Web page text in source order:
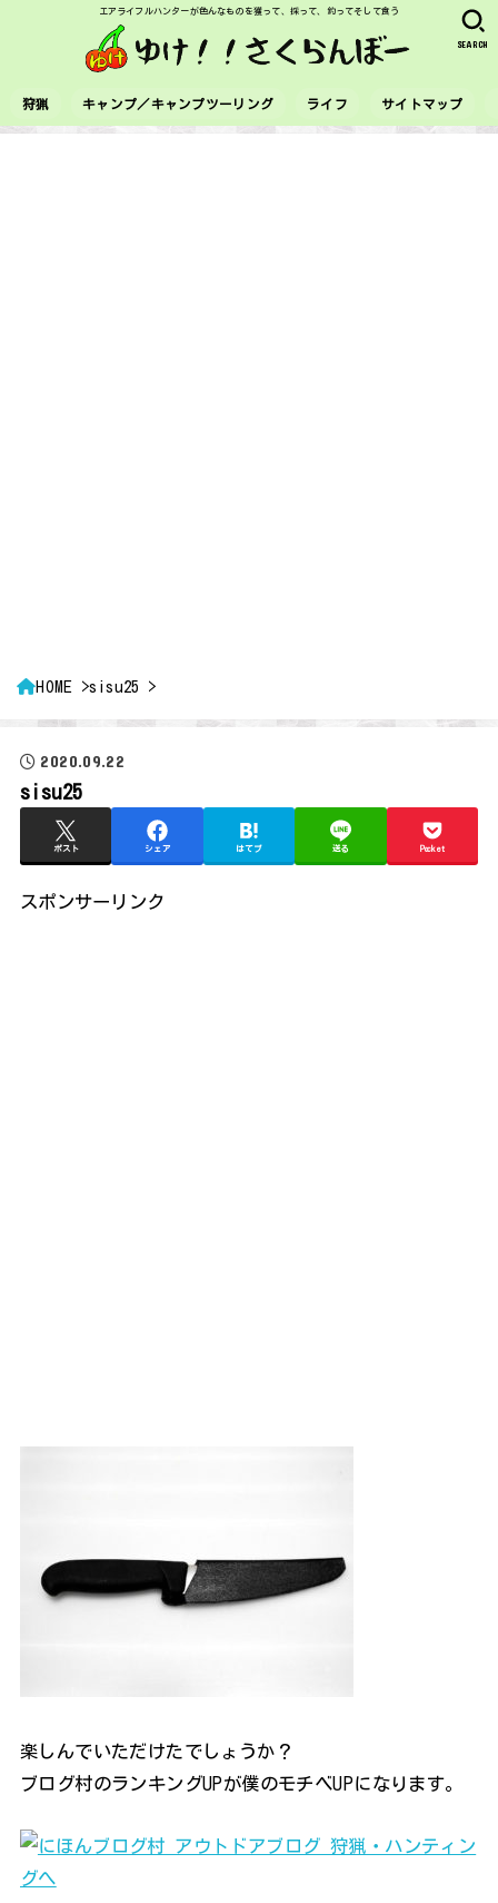
エアライフルハンターが色んなものを獲って、採って、釣ってそして食う
狩猟 キャンプ／キャンプツーリング ライフ サイトマップ
SEARCH
HOME sisu25
2020.09.22
sisu25
ポスト シェア はてブ 送る Pocket
スポンサーリンク
楽しんでいただけたでしょうか？
ブログ村のランキングUPが僕のモチベUPになります。